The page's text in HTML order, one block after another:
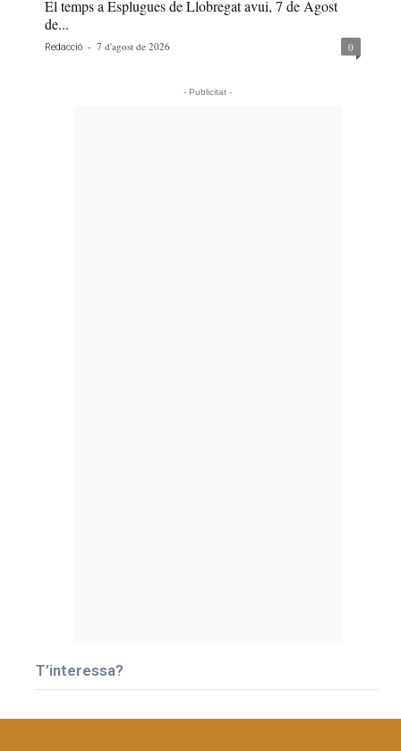
El temps a Esplugues de Llobregat avui, 7 de Agost
de...
Redacció - 7 d'agost de 2026 0
- Publicitat -
T’interessa?